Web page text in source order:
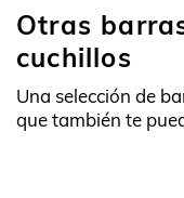
Otras
cuchillos
Una selección de
que también te